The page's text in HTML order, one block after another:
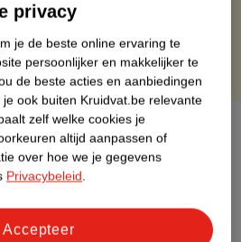
kaart
privacy
je de beste online ervaring te
persoonlijker en makkelijker te
de beste acties en aanbiedingen
ook buiten Kruidvat.be relevante
zelf welke cookies je
altijd aanpassen of
over hoe we je gegevens
Privacybeleid.
Accepteer